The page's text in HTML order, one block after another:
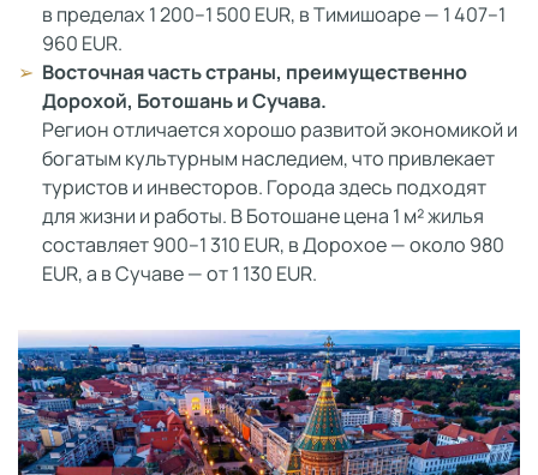
в пределах 1 200–1 500 EUR, в Тимишоаре — 1 407–1
960 EUR.
Восточная часть страны, преимущественно
Дорохой, Ботошань и Сучава.
Регион отличается хорошо развитой экономикой и
богатым культурным наследием, что привлекает
туристов и инвесторов. Города здесь подходят
для жизни и работы. В Ботошане цена 1 м² жилья
составляет 900–1 310 EUR, в Дорохое — около 980
EUR, а в Сучаве — от 1 130 EUR.